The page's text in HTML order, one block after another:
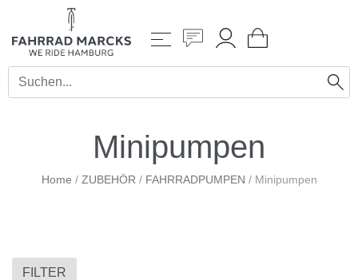
Minipumpen
Home / ZUBEHÖR / FAHRRADPUMPEN / Minipumpen
FILTER